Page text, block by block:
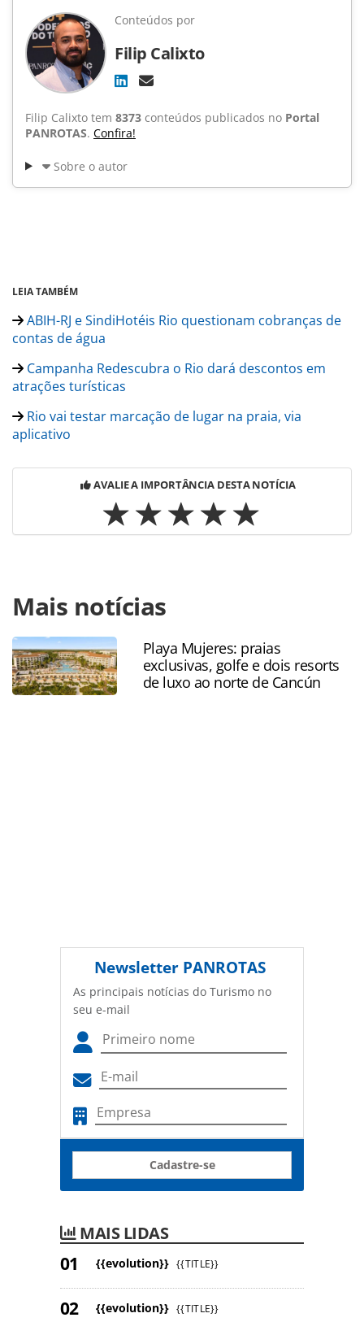
Conteúdos por
Filip Calixto
Filip Calixto tem 8373 conteúdos publicados no Portal
PANROTAS. Confira!
Sobre o autor
LEIA TAMBÉM
ABIH-RJ e SindiHotéis Rio questionam cobranças de
contas de água
Campanha Redescubra o Rio dará descontos em
atrações turísticas
Rio vai testar marcação de lugar na praia, via
aplicativo
AVALIE A IMPORTÂNCIA DESTA NOTÍCIA
https://www.panrotas.com.br/coronavirus/destinos/2020/
redescubra-o-rio-tem-novo-atrativo-parceiro_176155.html
ou as ferramentas oferecidas na página. Todo o conteúdo
produzido pela PANROTAS Editora é protegido pela
legislação brasileira sobre direito autoral. Não reproduza o
conteúdo sem autorização da PANROTAS Editora
Mais notícias
Playa Mujeres: praias
exclusivas, golfe e dois resorts
de luxo ao norte de Cancún
Newsletter PANROTAS
As principais notícias do Turismo no
seu e-mail
Cadastre-se
MAIS LIDAS
{{evolution}} {{TITLE}}
{{evolution}} {{TITLE}}